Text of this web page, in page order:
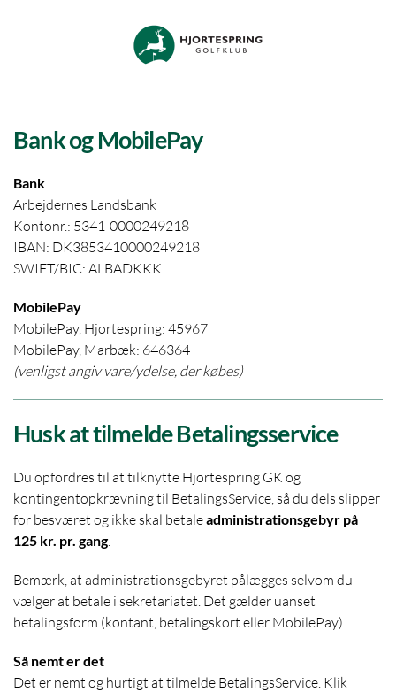
Skip to main content
Bank og MobilePay
Bank
Arbejdernes Landsbank
Kontonr.: 5341-0000249218
IBAN: DK3853410000249218
SWIFT/BIC: ALBADKKK
MobilePay
MobilePay, Hjortespring: 45967
MobilePay, Marbæk: 646364
(venligst angiv vare/ydelse, der købes)
Husk at tilmelde Betalingsservice
Du opfordres til at tilknytte Hjortespring GK og
kontingentopkrævning til BetalingsService, så du dels slipper
for besværet og ikke skal betaleadministrationsgebyr på
125 kr. pr. gang.
Bemærk, at administrationsgebyret pålægges selvom du
vælger at betale i sekretariatet. Det gælder uanset
betalingsform (kontant, betalingskort eller MobilePay).
Så nemt er det
Det er nemt og hurtigt at tilmelde BetalingsService. Klik